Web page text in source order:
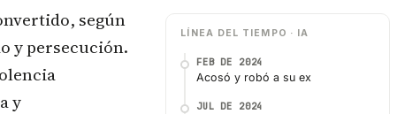
según
y persecución.
y
LÍNEA DEL TIEMPO · IA
FEB DE 2024
Acosó y robó a su ex
JUL DE 2024